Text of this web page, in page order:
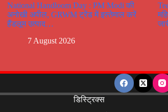
National Handloom Day : PM Modi की
अनोखी अपील, GRWM ट्रेंड में इस्तेमाल करें
हैंडलूम उत्पाद…
7 August 2026
डिस्ट्रिक्स